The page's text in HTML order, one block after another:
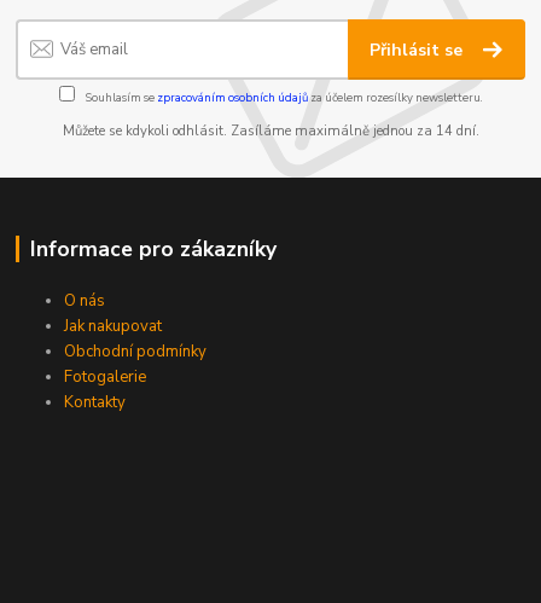
Přihlásit se
Souhlasím se zpracováním osobních údajůza účelem rozesílky newsletteru.
Můžete se kdykoli odhlásit. Zasíláme maximálně jednou za 14 dní.
Informace pro zákazníky
O nás
Jak nakupovat
Obchodní podmínky
Fotogalerie
Kontakty